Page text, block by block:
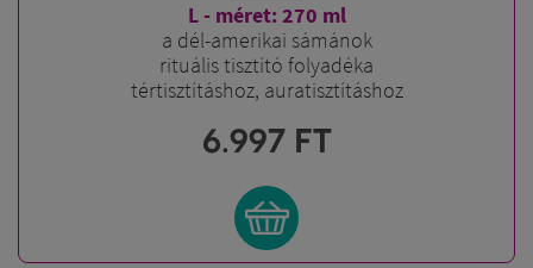
L - méret: 270 ml
a dél-amerikai sámánok
rituális tisztító folyadéka
tértisztításhoz, auratisztításhoz
6.997 FT